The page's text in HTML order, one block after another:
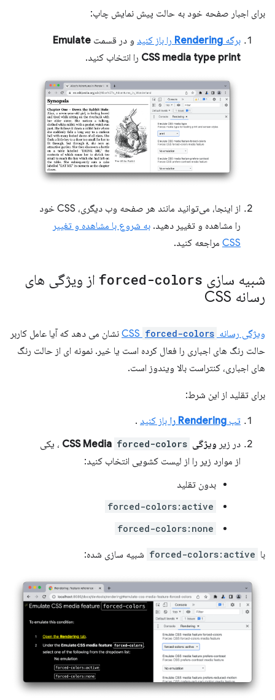
برای اجبار صفحه خود به حالت پیش نمایش چاپ:
برگه Rendering را باز کنید و در قسمت Emulate
CSS media type print را انتخاب کنید.
از اینجا، می‌توانید مانند هر صفحه وب دیگری، CSS خود
را مشاهده و تغییر دهید. به شروع با مشاهده و تغییر
CSS مراجعه کنید.
شبیه سازی forced-colors از ویژگی های
رسانه CSS
ویژگی رسانه CSS forced-colors
نشان می دهد که آیا عامل کاربر
حالت رنگ های اجباری را فعال کرده است یا خیر. نمونه ای از حالت رنگ
های اجباری، کنتراست بالا ویندوز است.
برای تقلید از این شرط:
تب Rendering را باز کنید .
در زیر ویژگی CSS Media forced-colors
، یکی
از موارد زیر را از لیست کشویی انتخاب کنید:
بدون تقلید
forced-colors:active
forced-colors:none
با forced-colors:active شبیه سازی شده: